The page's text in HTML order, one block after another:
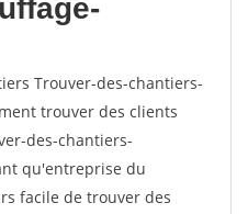
Trouver-des-chantiers-
trouver des clients
des-chantiers-
qu'entreprise du
facile de trouver des